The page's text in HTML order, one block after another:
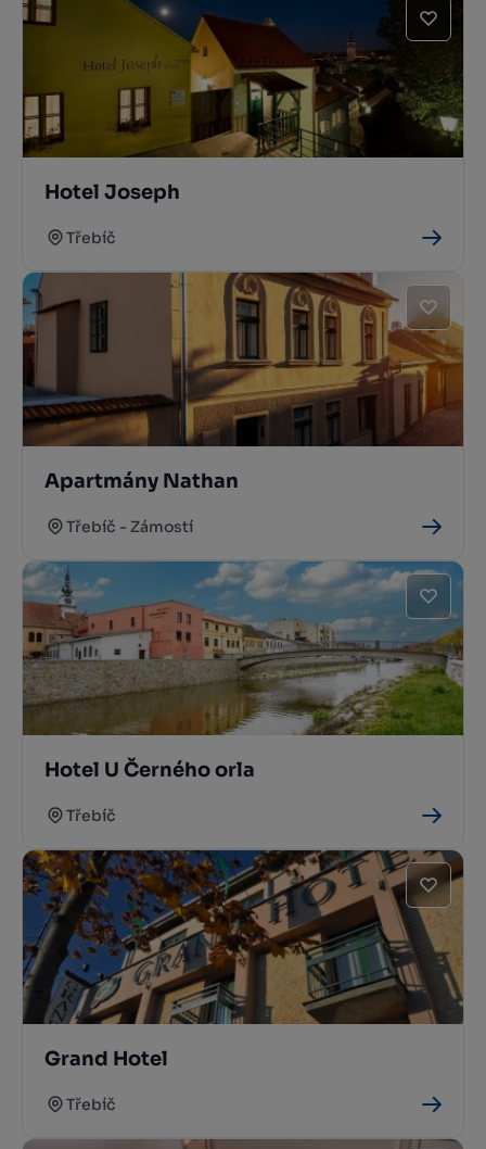
Hotel Joseph
Třebíč
Apartmány Nathan
Třebíč - Zámostí
Hotel U Černého orla
Třebíč
Grand Hotel
Třebíč